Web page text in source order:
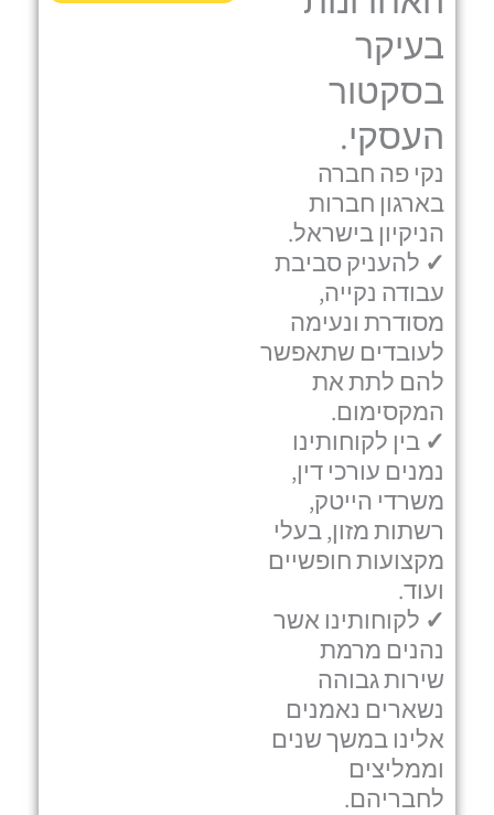
בעיקר
בסקטור
העסקי.
נקי פה חברה
בארגון חברות
הניקיון בישראל.
✓ להעניק סביבת
עבודה נקייה,
מסודרת ונעימה
לעובדים שתאפשר
להם לתת את
המקסימום.
✓ בין לקוחותינו
נמנים עורכי דין,
משרדי הייטק,
רשתות מזון, בעלי
מקצועות חופשיים
ועוד.
✓ לקוחותינו אשר
נהנים מרמת
שירות גבוהה
נשארים נאמנים
אלינו במשך שנים
וממליצים
לחבריהם.